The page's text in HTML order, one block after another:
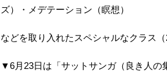
ズ）・メデテーション（瞑想）
などを取り入れたスペシャルなクラス（
▼6月23日は「サットサンガ（良き人の